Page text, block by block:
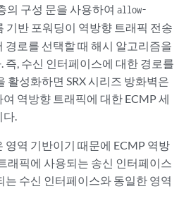
의 구성 문을 사용하여 allow-
기반 포워딩이 역방향 트래픽 전송
경로를 선택할 때 해시 알고리즘을
즉, 수신 인터페이스에 대한 경로를
활성화하면 SRX 시리즈 방화벽은
역방향 트래픽에 대한 ECMP 세
다.
영역 기반이기 때문에 ECMP 역방
래픽에 사용되는 송신 인터페이스
는 수신 인터페이스와 동일한 영역